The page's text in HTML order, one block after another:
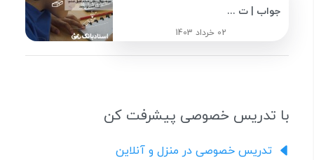
جواب | ت ...
02 خرداد 1403
با تدریس خصوصی پیشرفت کن
تدریس خصوصی در منزل و آنلاین